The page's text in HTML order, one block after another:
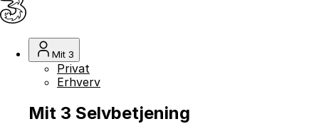
Mit 3
Privat
Erhverv
Mit 3 Selvbetjening